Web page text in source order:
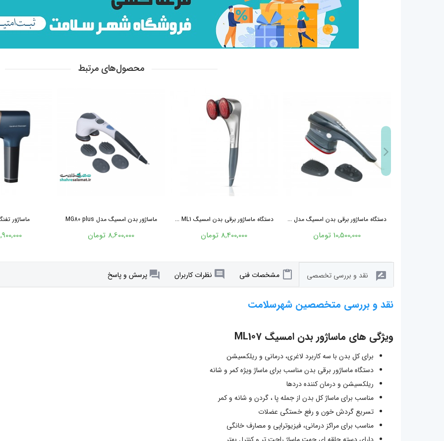
محصول‌های مرتبط
ماساژور
19,900,000
ماساژور بدن امسیگ مدل MG80 plus
8,600,000 تومان
دستگاه ماساژور برقی بدن امسیگ ML1 ...
8,400,000 تومان
دستگاه ماساژور برقی بدن امسیگ مدل ...
10,500,000 تومان
نقد و بررسی تخصصی مشخصات فنی نظرات کاربران پرسش و پاسخ
نقد و بررسی متخصصین شهرسلامت
ویژگی های ماساژور بدن امسیگ ML107
برای کل بدن با سه کاربرد لاغری، درمانی و ریلکسیشن
دستگاه ماساژور برقی بدن مناسب برای ماساژ ویژه کمر و شانه
ریلکسیشن و درمان کننده دردها
مناسب برای ماساژ کل بدن از جمله پا ، گردن و شانه و کمر
تسریع گردش خون و رفع خستگی عضلات
مناسب برای مراکز درمانی، فیزیوتراپی و مصارف خانگی